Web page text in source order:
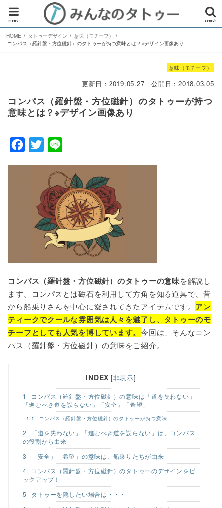
search
menu
HOME タトゥーデザイン
意味（モチーフ）
コンパス（羅針盤・方位磁針）のタトゥーが持つ意味とは？※デザイン画像あり
意味（モチーフ）
更新日： 2019.05.27 公開日：2018.03.05
コンパス（羅針盤・方位磁針）のタトゥーが持つ
意味とは？※デザイン画像あり
T
t
t
e
r
n
e
コンパス（羅針盤・方位磁針）のタトゥーの意味を解説し
ます。コンパスとは磁石を利用して方角を知る道具で、昔
から船乗りさんを中心に愛されてきたアイテムです。 アン
ティークでクールな雰囲気は人々を魅了し、タトゥーのモ
チーフとしても人気を博しています。今回は、そんなコン
パス（羅針盤・方位磁針）の意味をご紹介。
INDEX [非表示]
1
コンパス（羅針盤・方位磁針）の意味は「道を失わない」
「進むべき道を誤らない」「安全」「希望」
1.1 コンパス（羅針盤・方位磁針）のタトゥーが持つ意味
2
「道を失わない」「進むべき道を誤らない」は、コンパス
の役割から由来
3
「安全」「希望」の意味は、船乗りたちが由来
4
コンパス（羅針盤・方位磁針）のタトゥーのデザインをピ
ックアップ！
5
タトゥーを隠したい場合は・・・